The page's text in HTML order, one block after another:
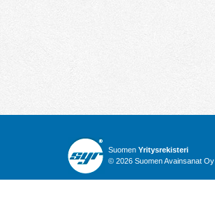
Suomen Yritysrekisteri
© 2026 Suomen Avainsanat Oy